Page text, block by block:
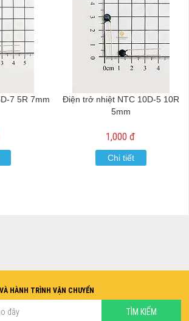
7 5R 7mm
Điện trở nhiệt NTC 10D-5 10R
5mm
1,000 đ
Chi tiết
HÀNH TRÌNH VẬN CHUYỂN